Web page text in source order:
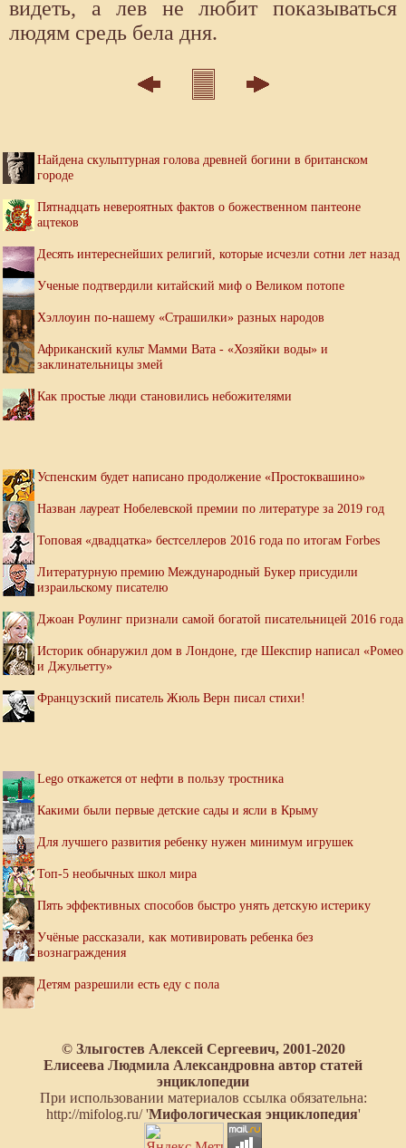
видеть, а лев не любит показываться
людям средь бела дня.
Найдена скульптурная голова древней богини в британском
городе
Пятнадцать невероятных фактов о божественном пантеоне
ацтеков
Десять интереснейших религий, которые исчезли сотни лет назад
Ученые подтвердили китайский миф о Великом потопе
Хэллоуин по-нашему «Страшилки» разных народов
Африканский культ Мамми Вата - «Хозяйки воды» и
заклинательницы змей
Как простые люди становились небожителями
Успенским будет написано продолжение «Простоквашино»
Назван лауреат Нобелевской премии по литературе за 2019 год
Топовая «двадцатка» бестселлеров 2016 года по итогам Forbes
Литературную премию Международный Букер присудили
израильскому писателю
Джоан Роулинг признали самой богатой писательницей 2016 года
Историк обнаружил дом в Лондоне, где Шекспир написал «Ромео
и Джульетту»
Французский писатель Жюль Верн писал стихи!
Lego откажется от нефти в пользу тростника
Какими были первые детские сады и ясли в Крыму
Для лучшего развития ребенку нужен минимум игрушек
Топ-5 необычных школ мира
Пять эффективных способов быстро унять детскую истерику
Учёные рассказали, как мотивировать ребенка без
вознаграждения
Детям разрешили есть еду с пола
© Злыгостев Алексей Сергеевич, 2001-2020
Елисеева Людмила Александровна автор статей
энциклопедии
При использовании материалов ссылка обязательна:
http://mifolog.ru/ 'Мифологическая энциклопедия'